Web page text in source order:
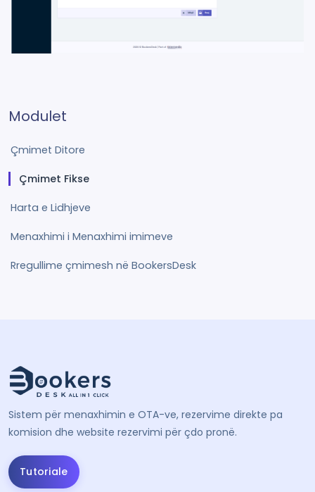
Modulet
Çmimet Ditore
Çmimet Fikse
Harta e Lidhjeve
Menaxhimi i Menaxhimi imimeve
Rregullime çmimesh në BookersDesk
Sistem për menaxhimin e OTA-ve, rezervime direkte pa
komision dhe website rezervimi për çdo pronë.
Tutoriale